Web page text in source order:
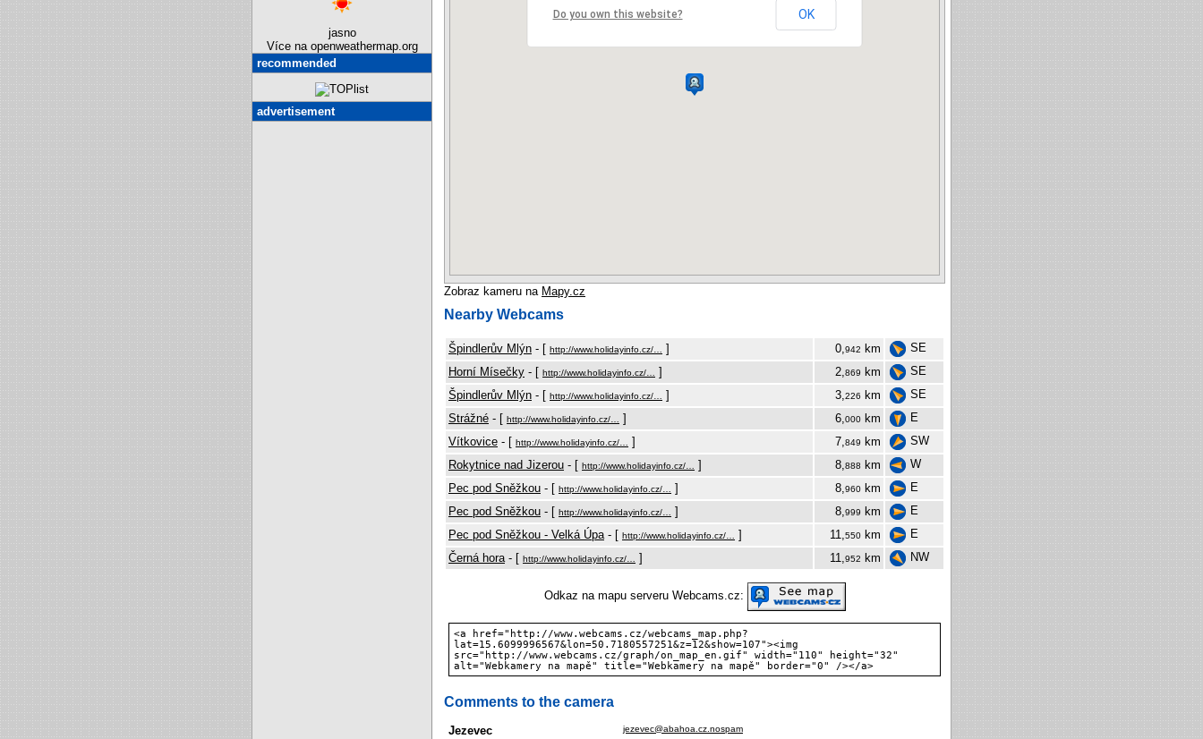
Do you own this website? OK
Zobraz kameru na Mapy.cz
Nearby Webcams
Špindlerův Mlýn - [ http://www.holidayinfo.cz/… ] 0, 942 km
SE
Horní Mísečky - [ http://www.holidayinfo.cz/… ] 2, 869 km
SE
Špindlerův Mlýn - [ http://www.holidayinfo.cz/… ] 3, 226 km
SE
Strážné - [ http://www.holidayinfo.cz/… ] 6, 000 km
E
Vítkovice - [ http://www.holidayinfo.cz/… ] 7, 849 km
SW
Rokytnice nad Jizerou - [ http://www.holidayinfo.cz/… ] 8, 888 km
W
Pec pod Sněžkou - [ http://www.holidayinfo.cz/… ] 8, 960 km
E
Pec pod Sněžkou - [ http://www.holidayinfo.cz/… ] 8, 999 km
E
Pec pod Sněžkou - Velká Úpa - [ http://www.holidayinfo.cz/… ] 11, 550 km
E
Černá hora - [ http://www.holidayinfo.cz/… ] 11, 952 km NW
Odkaz na mapu serveru Webcams.cz:
<a href="http://www.webcams.cz/webcams_map.php?
lat=15.6099996567&lon=50.7180557251&z=12&show=107"><img
src="http://www.webcams.cz/graph/on_map_en.gif" width="110" height="32"
alt="Webkamery na mapě" title="Webkamery na mapě" border="0" /></a>
Comments to the camera
Jezevec jezevec@abahoa.cz.nospam
jasno
Více na openweathermap.org
recommended
advertisement